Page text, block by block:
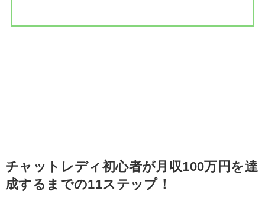
チャットレディ初心者が月収100万円を達
成するまでの11ステップ！